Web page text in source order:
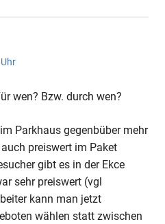
wen? Bzw. durch wen?
Parkhaus gegenbüber mehr
preiswert im Paket
gibt es in der Ekce
sehr preiswert (vgl
kann man jetzt
wählen statt zwischen